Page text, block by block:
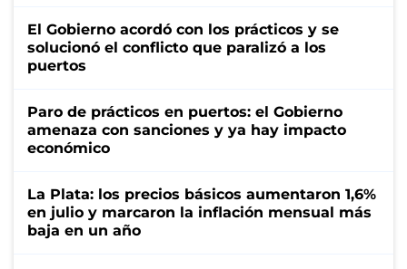
El Gobierno acordó con los prácticos y se
solucionó el conflicto que paralizó a los
puertos
Paro de prácticos en puertos: el Gobierno
amenaza con sanciones y ya hay impacto
económico
La Plata: los precios básicos aumentaron 1,6%
en julio y marcaron la inflación mensual más
baja en un año